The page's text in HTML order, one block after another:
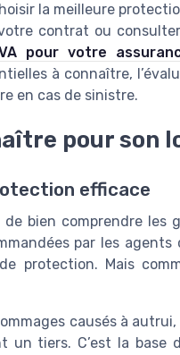
la meilleure
contrat ou
pour votre
à connaître,
en cas de sinistre.
pour son
efficace
bien comprendre les
par les
protection. Mais
causés à
tiers. C’est la base